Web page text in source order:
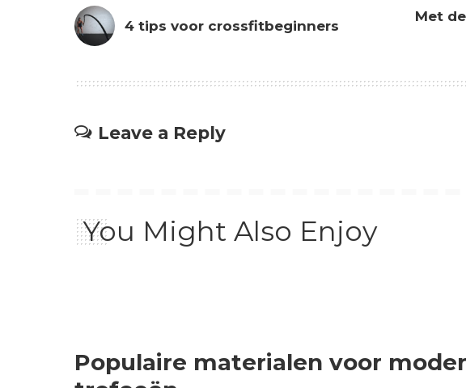
4 tips voor crossfitbeginners
Met
Leave a Reply
You Might Also Enjoy
Populaire materialen voor